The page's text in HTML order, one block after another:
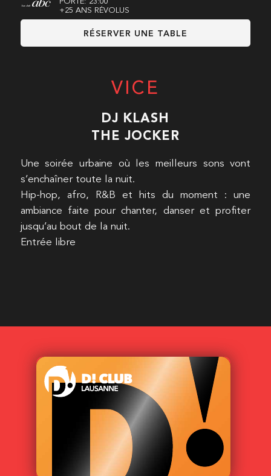
PORTE: 23:00
+25 ANS RÉVOLUS
RÉSERVER UNE TABLE
VICE
DJ KLASH
THE JOCKER
Une soirée urbaine où les meilleurs sons vont
s’enchaîner toute la nuit.
Hip-hop, afro, R&B et hits du moment : une
ambiance faite pour chanter, danser et profiter
jusqu’au bout de la nuit.
Entrée libre